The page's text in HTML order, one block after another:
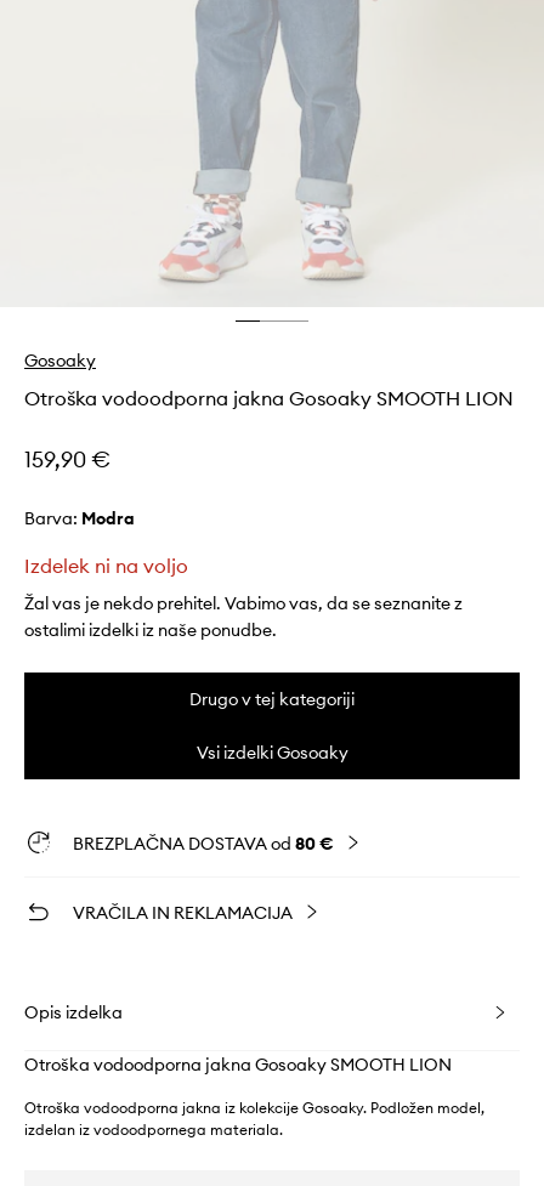
Gosoaky
Otroška vodoodporna jakna Gosoaky SMOOTH LION
159,90 €
Barva: modra
Izdelek ni na voljo
Žal vas je nekdo prehitel. Vabimo vas, da se seznanite z
ostalimi izdelki iz naše ponudbe.
Drugo v tej kategoriji
Vsi izdelki Gosoaky
BREZPLAČNA DOSTAVA od 80 €
VRAČILA IN REKLAMACIJA
Opis izdelka
Otroška vodoodporna jakna Gosoaky SMOOTH LION
Otroška vodoodporna jakna iz kolekcije Gosoaky. Podložen model,
izdelan iz vodoodpornega materiala.